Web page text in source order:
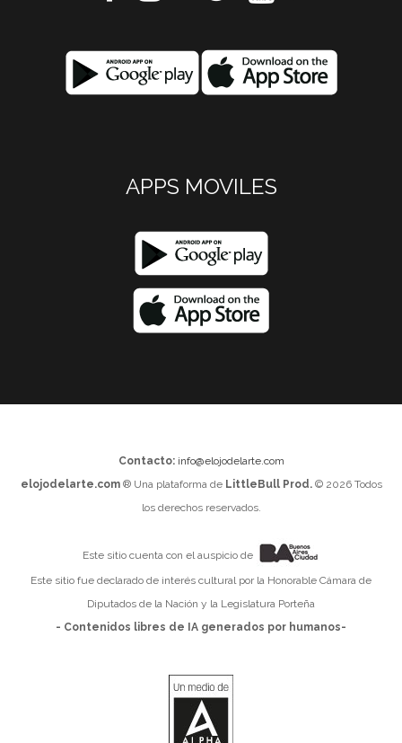
APPS MOVILES
Contacto: info@elojodelarte.com
elojodelarte.com® Una plataforma de LittleBull Prod.© 2026 Todos
los derechos reservados.
Este sitio cuenta con el auspicio de
Este sitio fue declarado de interés cultural por la Honorable Cámara de
Diputados de la Nación y la Legislatura Porteña
- Contenidos libres de IA generados por humanos-